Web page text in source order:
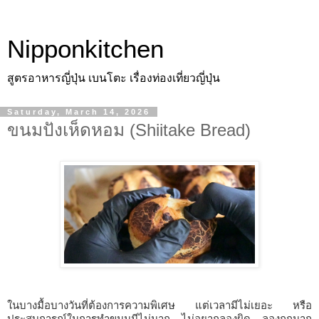
Nipponkitchen
สูตรอาหารญี่ปุ่น เบนโตะ เรื่องท่องเที่ยวญี่ปุ่น
Saturday, March 14, 2026
ขนมปังเห็ดหอม (Shiitake Bread)
ในบางมื้อบางวันที่ต้องการความพิเศษ แต่เวลามีไม่เยอะ หรือ